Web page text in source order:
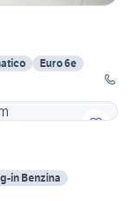
Euro 6e
in Benzina